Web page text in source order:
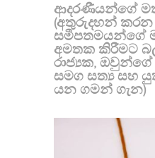
ආදරණීයන්ගේ
(අතුරුදහන් කරන
සමීපතමයන්ගේ
අමතක කිරීමට
රාජ්‍යක,
සමග සත්‍ය සහ
යන ගමන් ගැන)